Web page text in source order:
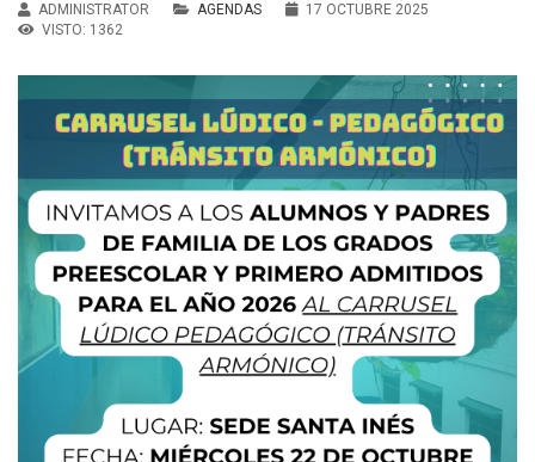
y Media
Agendas
Educativos
Servicios
PTAFI3.0
de privacidad
Prest-Math para
docentes
Quiero Saber
Institución Educativa María
Auxiliadora Caldas
Antioquia
ADMINISTRATOR AGENDAS
17 OCTUBRE 2025
VISTO: 1362